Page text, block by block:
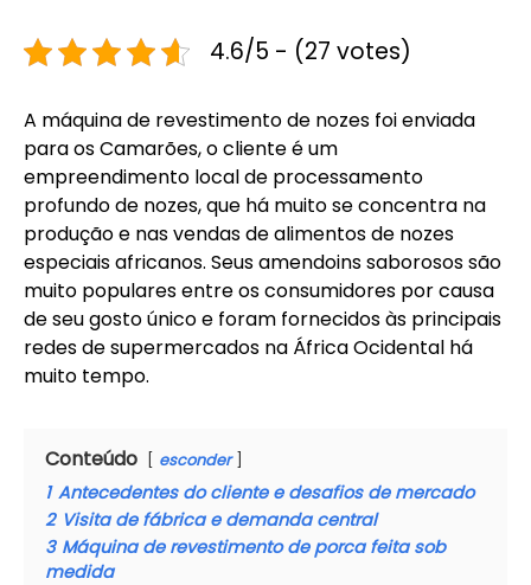
4.6/5 - (27 votes)
A máquina de revestimento de nozes foi enviada
para os Camarões, o cliente é um
empreendimento local de processamento
profundo de nozes, que há muito se concentra na
produção e nas vendas de alimentos de nozes
especiais africanos. Seus amendoins saborosos são
muito populares entre os consumidores por causa
de seu gosto único e foram fornecidos às principais
redes de supermercados na África Ocidental há
muito tempo.
Conteúdo esconder
1 Antecedentes do cliente e desafios de mercado
2 Visita de fábrica e demanda central
3 Máquina de revestimento de porca feita sob
medida